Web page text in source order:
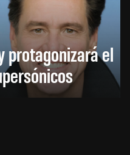
protagonizará el